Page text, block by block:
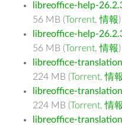
libreoffice-help-
56 MB (Torrent,情報)
libreoffice-help-
56 MB (Torrent,情報)
libreoffice-
224 MB (Torrent,情報
libreoffice-
224 MB (Torrent,情報
libreoffice-